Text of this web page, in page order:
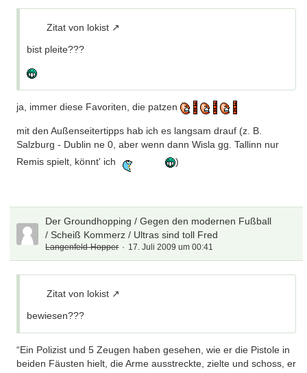
Zitat von lokist
bist pleite???
ja, immer diese Favoriten, die patzen
mit den Außenseitertipps hab ich es langsam drauf (z. B.
Salzburg - Dublin ne 0, aber wenn dann Wisla gg. Tallinn nur
Remis spielt, könnt' ich
)
Der Groundhopping / Gegen den modernen Fußball
/ Scheiß Kommerz / Ultras sind toll Fred
Langenfeld-Hopper 17. Juli 2009 um 00:41
Zitat von lokist
bewiesen???
“Ein Polizist und 5 Zeugen haben gesehen, wie er die Pistole in
beiden Fäusten hielt, die Arme ausstreckte, zielte und schoss, er